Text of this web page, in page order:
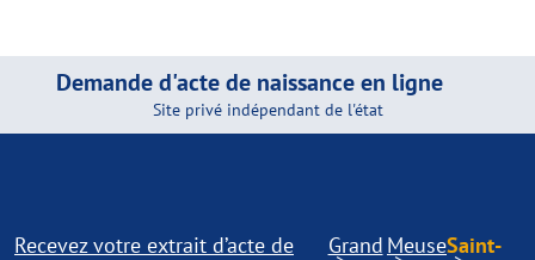
Demande d'acte de naissance en ligne
Site privé indépendant de l'état
Recevez votre extrait d’acte de
Grand MeuseSaint-